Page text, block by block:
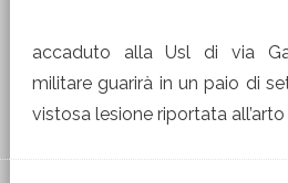
accaduto alla Usl di via
militare guarirà in un paio di
vistosa lesione riportata